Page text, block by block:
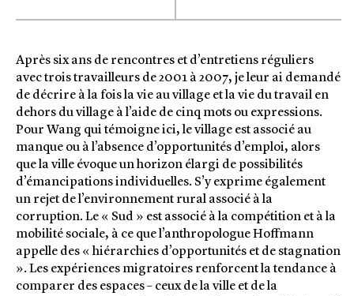
Après six ans de rencontres et d’entretiens réguliers
avec trois travailleurs de 2001 à 2007, je leur ai demandé
de décrire à la fois la vie au village et la vie du travail en
dehors du village à l’aide de cinq mots ou expressions.
Pour Wang qui témoigne ici, le village est associé au
manque ou à l’absence d’opportunités d’emploi, alors
que la ville évoque un horizon élargi de possibilités
d’émancipations individuelles. S’y exprime également
un rejet de l’environnement rural associé à la
corruption. Le « Sud » est associé à la compétition et à la
mobilité sociale, à ce que l’anthropologue Hoffmann
appelle des « hiérarchies d’opportunités et de stagnation
». Les expériences migratoires renforcent la tendance à
comparer des espaces – ceux de la ville et de la